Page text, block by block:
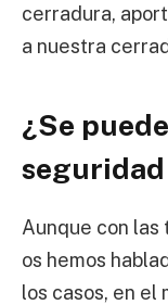
cerradura,
a nuestra
¿Se
Aunque con
os hemos
los casos, en el